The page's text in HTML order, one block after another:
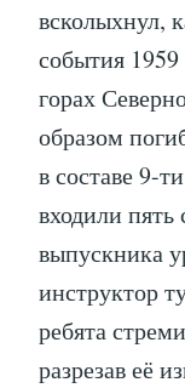
всколыхнул,
события 1959
горах
образом
в составе 9-
входили пять
выпускника
инструктор
ребята
разрезав её